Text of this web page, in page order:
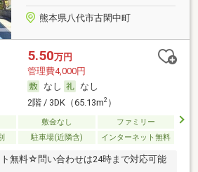
熊本県八代市古閑中町
5.50万円
管理費4,000円
なし
なし
2階 / 3DK（65.13m2）
敷金なし
ファミリー
駐車場(近隣含) インターネット無料
無料☆問い合わせは24時まで対応可能